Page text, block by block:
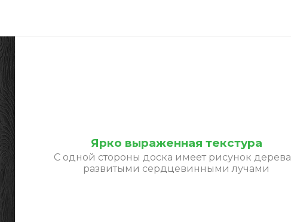
Ярко выраженная текстура
С одной стороны доска имеет рисунок
развитыми сердцевинными лучами